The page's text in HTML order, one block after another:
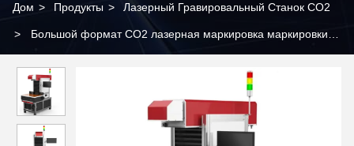
Дом > Продукты > Лазерный Гравировальный Станок СО2
> Большой формат CO2 лазерная маркировка маркировки